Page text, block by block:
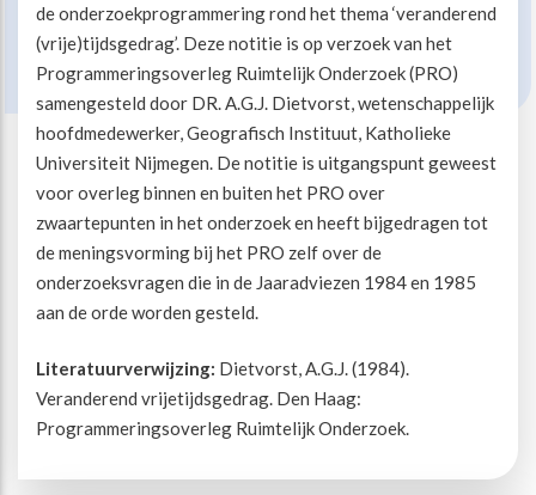
de onderzoekprogrammering rond het thema ‘veranderend
(vrije)tijdsgedrag’. Deze notitie is op verzoek van het
Programmeringsoverleg Ruimtelijk Onderzoek (PRO)
samengesteld door DR. A.G.J. Dietvorst, wetenschappelijk
hoofdmedewerker, Geografisch Instituut, Katholieke
Universiteit Nijmegen. De notitie is uitgangspunt geweest
voor overleg binnen en buiten het PRO over
zwaartepunten in het onderzoek en heeft bijgedragen tot
de meningsvorming bij het PRO zelf over de
onderzoeksvragen die in de Jaaradviezen 1984 en 1985
aan de orde worden gesteld.
Literatuurverwijzing: Dietvorst, A.G.J. (1984).
Veranderend vrijetijdsgedrag. Den Haag:
Programmeringsoverleg Ruimtelijk Onderzoek.
Jeugd in beweging
Vitaal ouder worden
Maatschappelijke waarde
Beweegvriendelijke omgeving
Kansengelijkheid
Paralympische topsport
Esports, gaming en gamification
Onze missie
Onze werkwijze
Organisatie
Werken bij
Persvoorlichting en Public Affairs